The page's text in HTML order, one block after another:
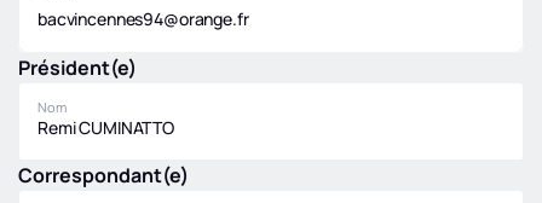
bacvincennes94@orange.fr
Président(e)
Nom
Remi CUMINATTO
Correspondant(e)